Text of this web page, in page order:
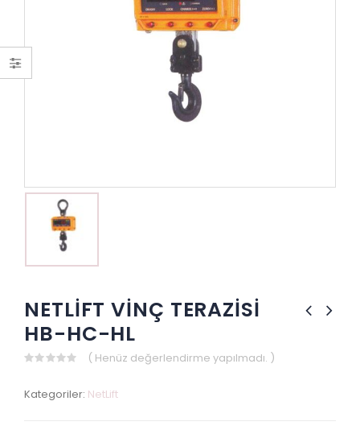
NETLİFT VİNÇ TERAZİSİ
HB-HC-HL
of
( Henüz değerlendirme yapılmadı. )
Kategoriler: NetLift